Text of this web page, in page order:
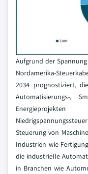
Aufgrund der
Nordamerika-
2034 prognostiziert,
Automatisierungs-,
Steuerung von
Industrien wie
die industrielle
in Branchen wie